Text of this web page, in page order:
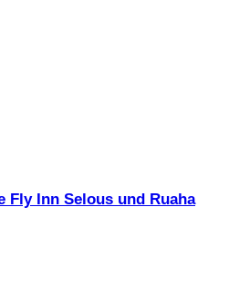
Fly Inn Selous und Ruaha